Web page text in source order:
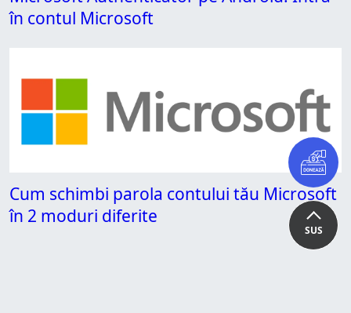
SUS
în contul Microsoft
Cum schimbi parola contului tău Microsoft
în 2 moduri diferite